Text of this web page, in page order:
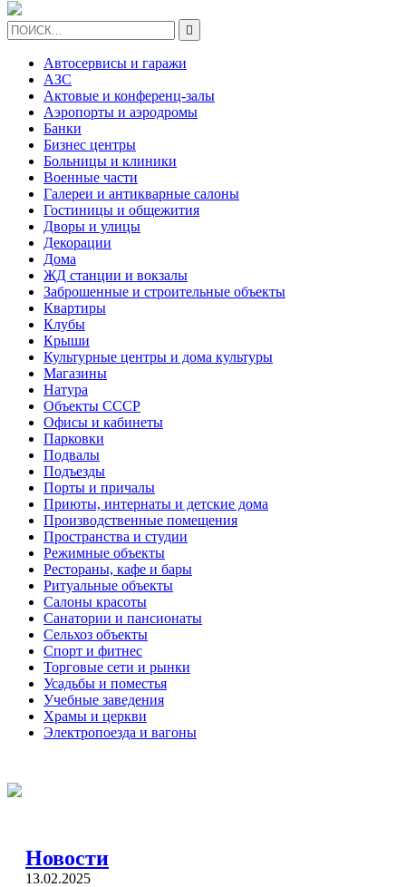

Автосервисы и гаражи
АЗС
Актовые и конференц-залы
Аэропорты и аэродромы
Банки
Бизнес центры
Больницы и клиники
Военные части
Галереи и антикварные салоны
Гостиницы и общежития
Дворы и улицы
Декорации
Дома
ЖД станции и вокзалы
Заброшенные и строительные объекты
Квартиры
Клубы
Крыши
Культурные центры и дома культуры
Магазины
Натура
Объекты СССР
Офисы и кабинеты
Парковки
Подвалы
Подъезды
Порты и причалы
Приюты, интернаты и детские дома
Производственные помещения
Пространства и студии
Режимные объекты
Рестораны, кафе и бары
Ритуальные объекты
Салоны красоты
Санатории и пансионаты
Сельхоз объекты
Спорт и фитнес
Торговые сети и рынки
Усадьбы и поместья
Учебные заведения
Храмы и церкви
Электропоезда и вагоны
Новости
13.02.2025